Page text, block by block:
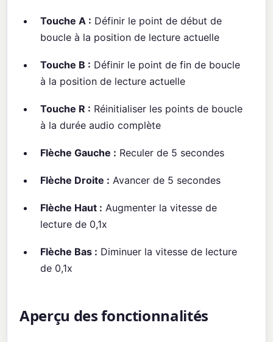
Touche A : Définir le point de début de
boucle à la position de lecture actuelle
Touche B : Définir le point de fin de boucle
à la position de lecture actuelle
Touche R : Réinitialiser les points de boucle
à la durée audio complète
Flèche Gauche : Reculer de 5 secondes
Flèche Droite : Avancer de 5 secondes
Flèche Haut : Augmenter la vitesse de
lecture de 0,1x
Flèche Bas : Diminuer la vitesse de lecture
de 0,1x
Aperçu des fonctionnalités